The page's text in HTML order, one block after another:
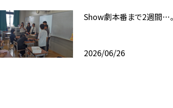
Show劇本番まで2週間…。
2026/06/26